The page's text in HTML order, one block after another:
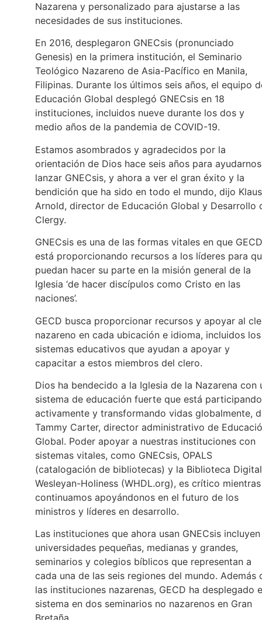
Nazarena y personalizado para ajustarse a las
necesidades de sus instituciones.
En 2016, desplegaron GNECsis (pronunciado
Genesis) en la primera institución, el Seminario
Teológico Nazareno de Asia-Pacífico en Manila,
Filipinas. Durante los últimos seis años, el equipo
Educación Global desplegó GNECsis en 18
instituciones, incluidos nueve durante los dos y
medio años de la pandemia de COVID-19.
Estamos asombrados y agradecidos por la
orientación de Dios hace seis años para
lanzar GNECsis, y ahora a ver el gran éxito y la
bendición que ha sido en todo el mundo, dijo Klaus
Arnold, director de Educación Global y Desarrollo
Clergy.
GNECsis es una de las formas vitales en que GECD
está proporcionando recursos a los líderes para
puedan hacer su parte en la misión general de la
Iglesia ‘de hacer discípulos como Cristo en las
naciones’.
GECD busca proporcionar recursos y apoyar al
nazareno en cada ubicación e idioma, incluidos los
sistemas educativos que ayudan a apoyar y
capacitar a estos miembros del clero.
Dios ha bendecido a la Iglesia de la Nazarena con
sistema de educación fuerte que está participando
activamente y transformando vidas globalmente,
Tammy Carter, director administrativo de
Global. Poder apoyar a nuestras instituciones con
sistemas vitales, como GNECsis, OPALS
(catalogación de bibliotecas) y la Biblioteca Digital
Wesleyan-Holiness (WHDL.org), es crítico mientras
continuamos apoyándonos en el futuro de los
ministros y líderes en desarrollo.
Las instituciones que ahora usan GNECsis incluyen
universidades pequeñas, medianas y grandes,
seminarios y colegios bíblicos que representan a
cada una de las seis regiones del mundo. Además
las instituciones nazarenas, GECD ha desplegado
sistema en dos seminarios no nazarenos en Gran